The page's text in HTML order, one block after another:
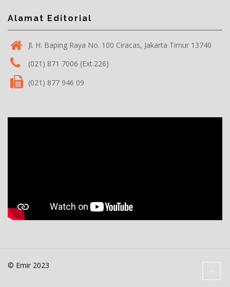
Alamat Editorial
Jl. H. Baping Raya No. 100 Ciracas, Jakarta Timur 13740
(021) 871 7006 (Ext.226)
(021) 877 946 09
© Emir 2023